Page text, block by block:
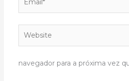
navegador para a próxima vez